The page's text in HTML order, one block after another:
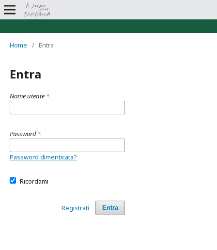
Home / Entra
Entra
Nome utente *
Password *
Password dimenticata?
Ricordami
Entra
Registrati